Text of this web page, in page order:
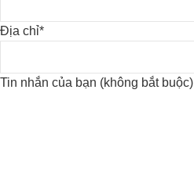
Địa chỉ*
Tin nhắn của bạn (không bắt buộc)